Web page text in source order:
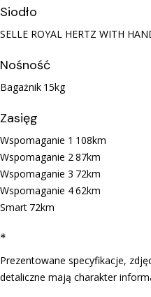
Siodło
SELLE ROYAL HERTZ WITH
Nośność
Bagażnik 15kg
Zasięg
Wspomaganie 1 108km
Wspomaganie 287km
Wspomaganie 3 72km
Wspomaganie 462km
Smart 72km
*
Prezentowane specyfikacje,
detaliczne mają charakter